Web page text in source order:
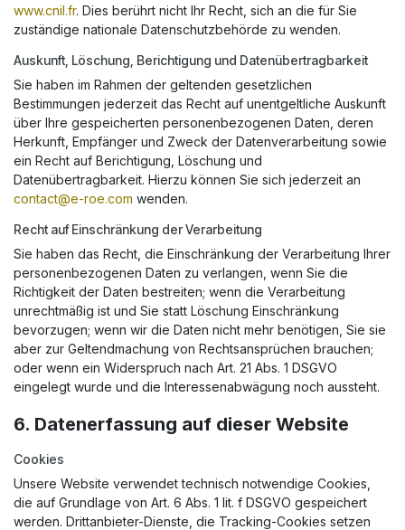
www.cnil.fr. Dies berührt nicht Ihr Recht, sich an die für Sie
zuständige nationale Datenschutzbehörde zu wenden.
Auskunft, Löschung, Berichtigung und Datenübertragbarkeit
Sie haben im Rahmen der geltenden gesetzlichen
Bestimmungen jederzeit das Recht auf unentgeltliche Auskunft
über Ihre gespeicherten personenbezogenen Daten, deren
Herkunft, Empfänger und Zweck der Datenverarbeitung sowie
ein Recht auf Berichtigung, Löschung und
Datenübertragbarkeit. Hierzu können Sie sich jederzeit an
contact@e-roe.com wenden.
Recht auf Einschränkung der Verarbeitung
Sie haben das Recht, die Einschränkung der Verarbeitung Ihrer
personenbezogenen Daten zu verlangen, wenn Sie die
Richtigkeit der Daten bestreiten; wenn die Verarbeitung
unrechtmäßig ist und Sie statt Löschung Einschränkung
bevorzugen; wenn wir die Daten nicht mehr benötigen, Sie sie
aber zur Geltendmachung von Rechtsansprüchen brauchen;
oder wenn ein Widerspruch nach Art. 21 Abs. 1 DSGVO
eingelegt wurde und die Interessenabwägung noch aussteht.
6. Datenerfassung auf dieser Website
Cookies
Unsere Website verwendet technisch notwendige Cookies,
die auf Grundlage von Art. 6 Abs. 1 lit. f DSGVO gespeichert
werden. Drittanbieter-Dienste, die Tracking-Cookies setzen